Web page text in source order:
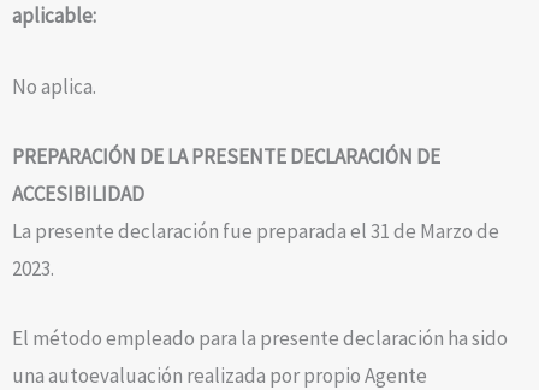
aplicable:
No aplica.
PREPARACIÓN DE LA PRESENTE DECLARACIÓN DE
ACCESIBILIDAD
La presente declaración fue preparada el 31 de Marzo de
2023.
El método empleado para la presente declaración ha sido
una autoevaluación realizada por propio Agente